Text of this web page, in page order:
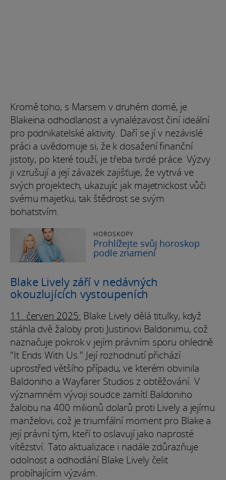
Kromě toho, s Marsem v druhém domě, je
Blakeina odhodlanost a vynalézavost činí ideální
pro podnikatelské aktivity. Daří se jí v nezávislé
práci a uvědomuje si, že k dosažení finanční
jistoty, po které touží, je třeba tvrdé práce. Výzvy
ji vzrušují a její závazek zajišťuje, že vytrvá ve
svých projektech, ukazujíc jak majetnickost vůči
svému majetku, tak štědrost se svým
bohatstvím.
HOROSKOPY
Prohlížejte svůj horoskop
podle znamení
Blake Lively září v nedávných
okouzlujících vystoupeních
11. červen 2025: Blake Lively dělá titulky, když
stáhla dvě žaloby proti Justinovi Baldonimu, což
naznačuje pokrok v jejím právním sporu ohledně
"It Ends With Us." Její rozhodnutí přichází
uprostřed většího případu, ve kterém obvinila
Baldoniho a Wayfarer Studios z obtěžování. V
významném vývoji soudce zamítl Baldoniho
žalobu na 400 milionů dolarů proti Lively a jejímu
manželovi, což je triumfální moment pro Blake a
její právní tým, kteří to oslavují jako naprosté
vítězství. Tato aktualizace i nadále zdůrazňuje
odolnost a odhodlání Blake Lively čelit
probíhajícím výzvám.